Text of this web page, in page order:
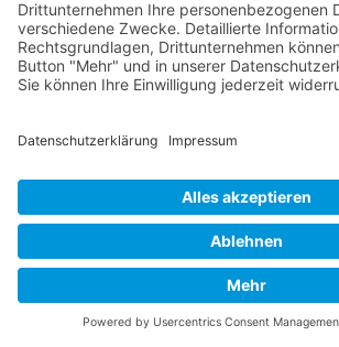
Lassen Sie sich unverbindlich und
Thema "Projektmanagement und
Miro" beraten. >>